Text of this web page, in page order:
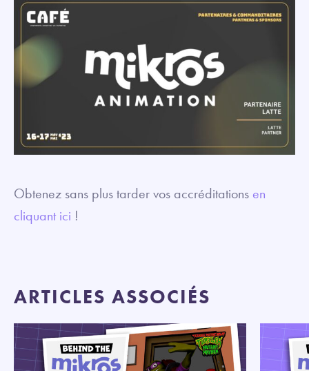
Obtenez sans plus tarder vos accréditations en
cliquant ici !
ARTICLES ASSOCIÉS